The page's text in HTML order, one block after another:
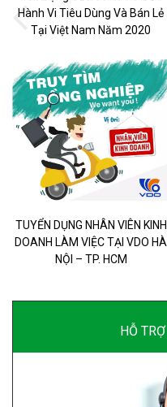
Hành Vi Tiêu Dùng Và Bán Lẻ
Tại Việt Nam Năm 2020
TUYỂN DỤNG NHÂN VIÊN KINH
DOANH LÀM VIỆC TẠI VDO HÀ
NỘI – TP. HCM
HỖ